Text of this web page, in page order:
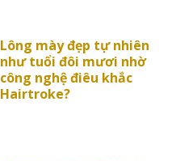
Lông mày đẹp tự nhiên
như tuổi đôi mươi nhờ
công nghệ điêu khắc
Hairtroke?